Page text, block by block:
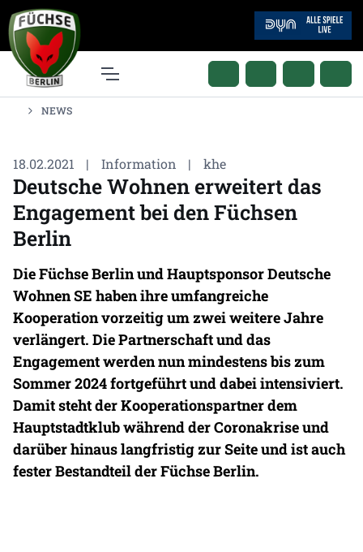
NEWS
18.02.2021 | Information | khe
Deutsche Wohnen erweitert das
Engagement bei den Füchsen
Berlin
Die Füchse Berlin und Hauptsponsor Deutsche
Wohnen SE haben ihre umfangreiche
Kooperation vorzeitig um zwei weitere Jahre
verlängert. Die Partnerschaft und das
Engagement werden nun mindestens bis zum
Sommer 2024 fortgeführt und dabei intensiviert.
Damit steht der Kooperationspartner dem
Hauptstadtklub während der Coronakrise und
darüber hinaus langfristig zur Seite und ist auch
fester Bestandteil der Füchse Berlin.